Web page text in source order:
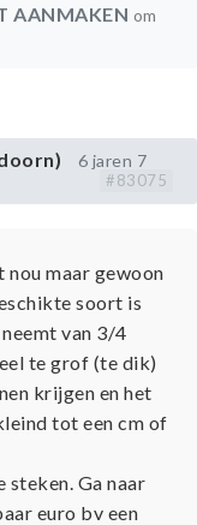
AANMAKEN om
6 jaren 7
#83075
maar gewoon
soort is
van 3/4
te grof (te dik)
krijgen en het
tot een cm of
steken. Ga naar
euro bv een